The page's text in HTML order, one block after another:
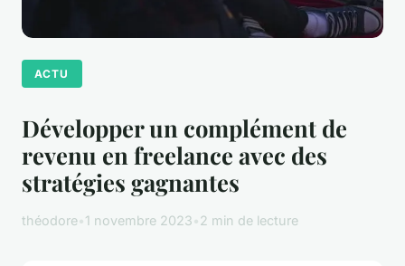
ACTU
Développer un complément de
revenu en freelance avec des
stratégies gagnantes
théodore•1 novembre 2023•2 min de lecture